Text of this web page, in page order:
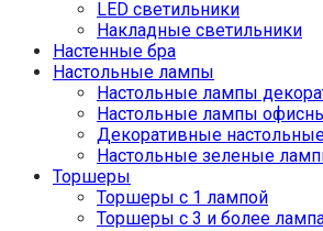
LED светильники
Накладные светильники
Настенные бра
Настольные лампы
Настольные лампы
Настольные лампы
Декоративные
Настольные зеленые
Торшеры
Торшеры с 1 лампой
Торшеры с 3 и более